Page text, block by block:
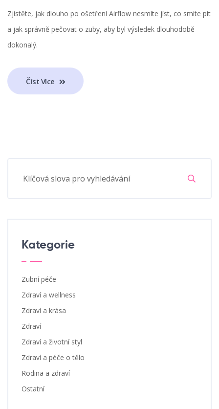
Zjistěte, jak dlouho po ošetření Airflow nesmíte jíst, co smíte pít
a jak správně pečovat o zuby, aby byl výsledek dlouhodobě
dokonalý.
Číst Více
Kategorie
Zubní péče
Zdraví a wellness
Zdraví a krása
Zdraví
Zdraví a životní styl
Zdraví a péče o tělo
Rodina a zdraví
Ostatní